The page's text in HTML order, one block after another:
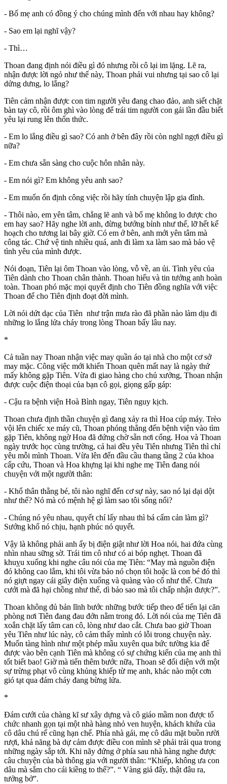
- Bố mẹ anh có đồng ý cho chúng mình đến với nhau hay không?
- Sao em lại nghĩ vậy?
- Thì…
Thoan đang định nói điều gì đó nhưng rồi cô lại im lặng. Lẽ ra,
nhận được lời ngỏ như thế này, Thoan phải vui nhưng tại sao cô lại
dửng dưng, lo lắng?
Tiên cảm nhận được con tim người yêu đang chao đảo, anh siết chặt
bàn tay cô, rồi ôm ghì vào lòng để trái tim người con gái lần đầu biết
yêu lại rung lên thổn thức.
- Em lo lắng điều gì sao? Có anh ở bên đây rồi còn nghĩ ngợi điều gì
nữa?
- Em chưa sẵn sàng cho cuộc hôn nhân này.
- Em nói gì? Em không yêu anh sao?
- Em muốn ổn định công việc rồi hãy tính chuyện lập gia đình.
- Thôi nào, em yên tâm, chẳng lẽ anh và bố mẹ không lo được cho
em hay sao? Hãy nghe lời anh, đừng bướng bỉnh như thế, lỡ hết kế
hoạch cho tương lai bây giờ. Có em ở bên, anh mới yên tâm mà
công tác. Chứ vệ tinh nhiều quá, anh đi làm xa làm sao mà bảo vệ
tình yêu của mình được.
Nói đoạn, Tiên lại ôm Thoan vào lòng, vỗ về, an ủi. Tình yêu của
Tiên dành cho Thoan chân thành. Thoan hiểu và tin tưởng anh hoàn
toàn. Thoan phó mặc mọi quyết định cho Tiên đồng nghĩa với việc
Thoan để cho Tiên định đoạt đời mình.
Lời nói dứt dạc của Tiên như trận mưa rào đã phần nào làm dịu đi
những lo lắng lửa cháy trong lòng Thoan bấy lâu nay.
*
Cả tuần nay Thoan nhận việc may quần áo tại nhà cho một cơ sở
may mặc. Công việc mới khiến Thoan quên mất nay là ngày thứ
mấy không gặp Tiên. Vừa đi giao hàng cho chủ xưởng, Thoan nhận
được cuộc điện thoại của bạn cô gọi, giọng gấp gáp:
- Cậu ra bệnh viện Hoà Bình ngay, Tiên nguy kịch.
Thoan chưa định thần chuyện gì đang xảy ra thì Hoa cúp máy. Trèo
vội lên chiếc xe máy cũ, Thoan phóng thẳng đến bệnh viện vào tìm
gặp Tiên, không ngờ Hoa đã đứng chờ sẵn nơi cổng. Hoa và Thoan
ngày trước học cùng trường, cả hai đều yêu Tiên nhưng Tiên thì chỉ
yêu mỗi mình Thoan. Vừa lên đến đầu cầu thang tầng 2 của khoa
cấp cứu, Thoan và Hoa khựng lại khi nghe mẹ Tiên đang nói
chuyện với một người thân:
- Khổ thân thằng bé, tôi nào nghĩ đến cơ sự này, sao nó lại dại dột
như thế? Nó mà có mệnh hệ gì làm sao tôi sống nổi?
- Chúng nó yêu nhau, quyết chí lấy nhau thì bá cấm cản làm gì?
Sướng khổ nó chịu, hạnh phúc nó quyết.
Vậy là không phải anh ấy bị điện giật như lời Hoa nói, hai đứa cùng
nhìn nhau sững sờ. Trái tim cô như có ai bóp nghẹt. Thoan đã
khuỵu xuống khi nghe câu nói của mẹ Tiên: “May mà nguồn điện
đó không cao lắm, khi tôi vừa bảo nó chọn tôi hoặc là con bé đó thì
nó giựt ngay cái giây điện xuống và quàng vào cổ như thế. Chưa
cưới mà đã hại chồng như thế, dì bảo sao mà tôi chấp nhận được?”.
Thoan không đủ bản lĩnh bước những bước tiếp theo để tiến lại căn
phòng nơi Tiên đang đau đớn nằm trong đó. Lời nói của mẹ Tiên đã
xoắn chặt lấy tâm can cô, lòng như dao cắt. Chưa bao giờ Thoan
yêu Tiên như lúc này, cô cảm thấy mình có lỗi trong chuyện này.
Muốn tàng hình như một phép mầu xuyên qua bức tường kia để
được vào bên cạnh Tiên mà không có sự chứng kiến của mẹ anh thì
tốt biết bao! Giờ mà tiến thêm bước nữa, Thoan sẽ đối diện với một
sự trừng phạt vô cùng khủng khiếp từ mẹ anh, khác nào một cơn
gió tạt qua đám cháy đang bừng lửa.
*
Đám cưới của chàng kĩ sư xây dựng và cô giáo mầm non được tổ
chức nhanh gọn tại một nhà hàng nhỏ ven huyện, khách khứa của
cô dâu chú rể cũng hạn chế. Phía nhà gái, mẹ cô dâu mặt buồn rười
rượi, khả năng bà dự cảm được điều con mình sẽ phải trải qua trong
những ngày sắp tới. Khi nãy đứng ở phía sau nhà hàng nghe được
câu chuyện của bà thông gia với người thân: “Khiếp, không ưa con
dâu mà sắm cho cái kiềng to thế?”. “ Vàng giả đấy, thật đâu ra,
tưởng bở”.